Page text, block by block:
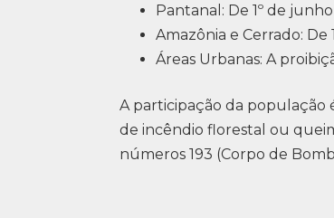
Pantanal: De 1º de
Amazônia e Cerrado:
Áreas Urbanas: A
A participação da população
de incêndio florestal ou
números 193 (Corpo de